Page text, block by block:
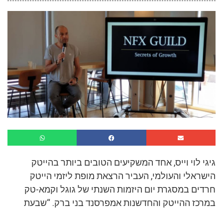
גיגי לוי וייס, אחד המשקיעים הטובים ביותר בהייטק
הישראלי והעולמי, העביר הרצאת מופת ליזמי הייטק
חרדים במסגרת יום היזמות השנתי של גוגל וקמא-טק
במרכז ההייטק והחדשנות אמפרסנד בני ברק. “שבעת